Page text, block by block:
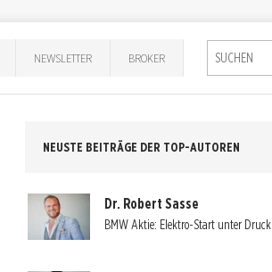
NEWSLETTER BROKER
NEUSTE BEITRÄGE DER TOP-AUTOREN
Dr. Robert Sasse
BMW Aktie: Elektro-Start unter Druck